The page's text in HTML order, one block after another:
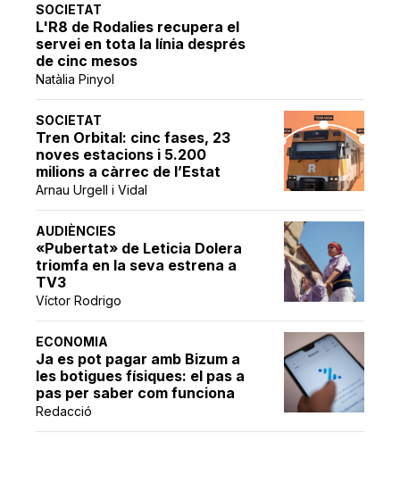
SOCIETAT
L'R8 de Rodalies recupera el
servei en tota la línia després
de cinc mesos
Natàlia Pinyol
SOCIETAT
Tren Orbital: cinc fases, 23
noves estacions i 5.200
milions a càrrec de l’Estat
Arnau Urgell i Vidal
AUDIÈNCIES
«Pubertat» de Leticia Dolera
triomfa en la seva estrena a
TV3
Víctor Rodrigo
ECONOMIA
Ja es pot pagar amb Bizum a
les botigues físiques: el pas a
pas per saber com funciona
Redacció